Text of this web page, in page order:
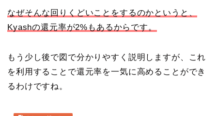
なぜそんな回りくどいことをするのかというと、
Kyashの還元率が2%もあるからです。
もう少し後で図で分かりやすく説明しますが、これ
を利用することで還元率を一気に高めることができ
るわけですね。